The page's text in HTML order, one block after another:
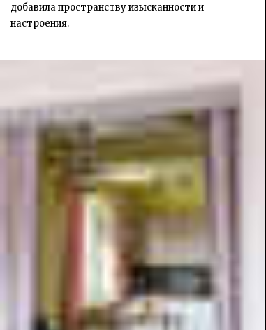
добавила пространству изысканности и
настроения.